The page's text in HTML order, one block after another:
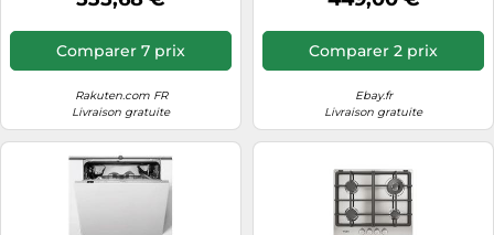
Comparer 7 prix
Rakuten.com FR
Livraison gratuite
Comparer 2 prix
Ebay.fr
Livraison gratuite